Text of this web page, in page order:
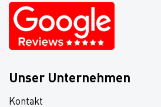
Unser Unternehmen
Kontakt